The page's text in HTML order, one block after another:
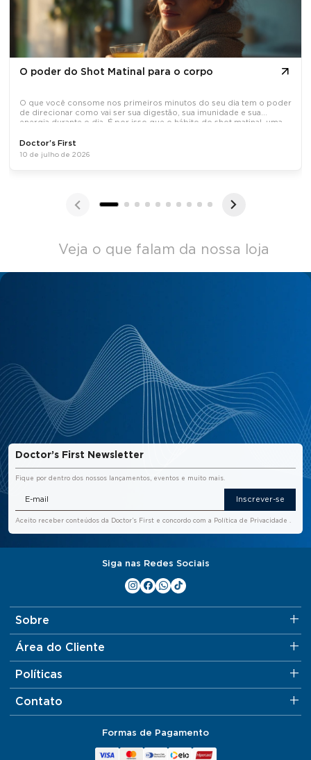
O poder do Shot Matinal para o corpo
O que você consome nos primeiros minutos do seu dia tem o poder
de direcionar como vai ser sua digestão, sua imunidade e sua
energia durante o dia. É por isso que o hábito do shot matinal, uma
Doctor's First
10 de julho de 2026
Veja o que falam da nossa loja
Doctor’s First Newsletter
Fique por dentro dos nossos lançamentos, eventos e muito mais.
Inscrever-se
Aceito receber conteúdos da Doctor’s First e concordo com a Política de Privacidade
Siga nas Redes Sociais
Sobre
Área do Cliente
Políticas
Contato
Formas de Pagamento